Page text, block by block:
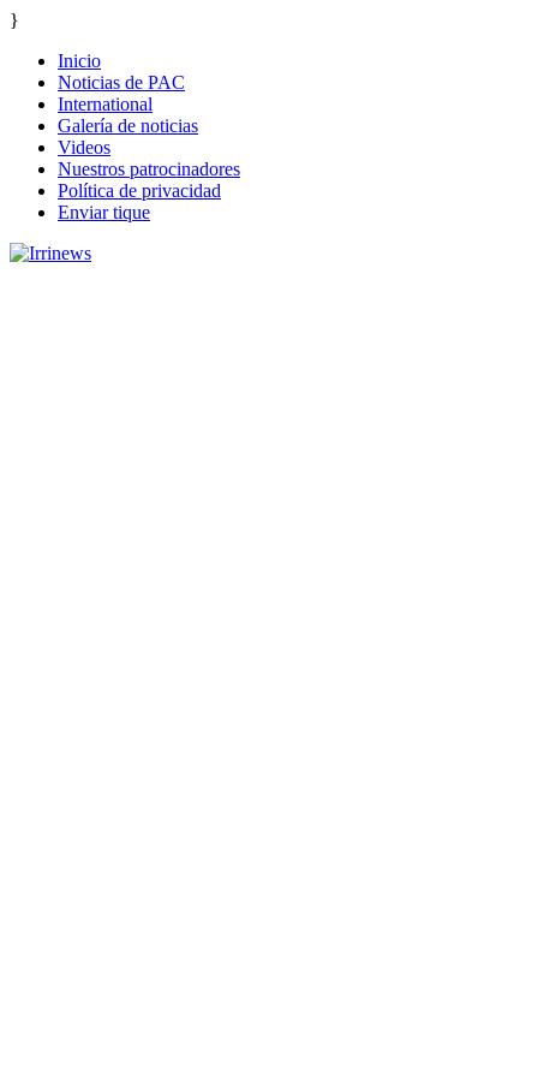
}
Inicio
Noticias de PAC
International
Galería de noticias
Videos
Nuestros patrocinadores
Política de privacidad
Enviar tique